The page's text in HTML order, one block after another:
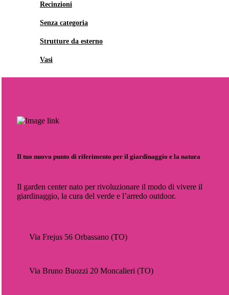
Recinzioni
Senza categoria
Strutture da esterno
Vasi
Il tuo nuovo punto di riferimento per il giardinaggio e la natura
Il garden center nato per rivoluzionare il modo di vivere il
giardinaggio, la cura del verde e l’arredo outdoor.
Via Frejus 56 Orbassano (TO)
Via Bruno Buozzi 20 Moncalieri (TO)